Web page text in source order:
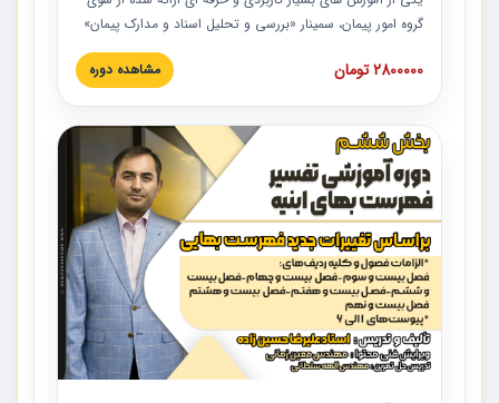
گروه امور پیمان، سمینار «بررسی و تحلیل اسناد و مدارک پیمان»
است که در دانشگاه صنعتی شریف ارائه شد. در این آموزش
نکات کلیدی مربوط به اسناد و مدارک پیمان، اولویت بندی اسناد
پیمان به همراه تجربیات عملی در این خصوص ارائه شده است.
2800000 تومان مشاهده دوره